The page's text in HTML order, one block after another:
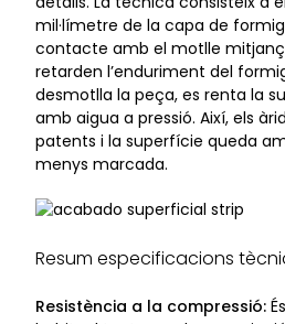
mil·límetre de la capa de
contacte amb el motlle
retarden l’enduriment del
desmotlla la peça, es renta la
amb aigua a pressió. Així, els
patents i la superfície queda
menys marcada.
Resum especificacions
Resistència a la compressió: